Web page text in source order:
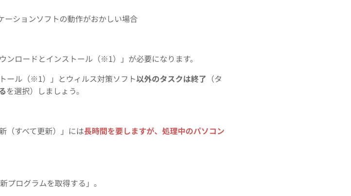
ションソフトの動作がおかしい場合
ロードとインストール（※1）」が必要になります。
ール（※1）」とウィルス対策ソフト以外のタスクは終了 （タ
を選択）しましょう。
（すべて更新）」には長時間を要しますが、 処理中のパソコン
プログラムを取得する」。